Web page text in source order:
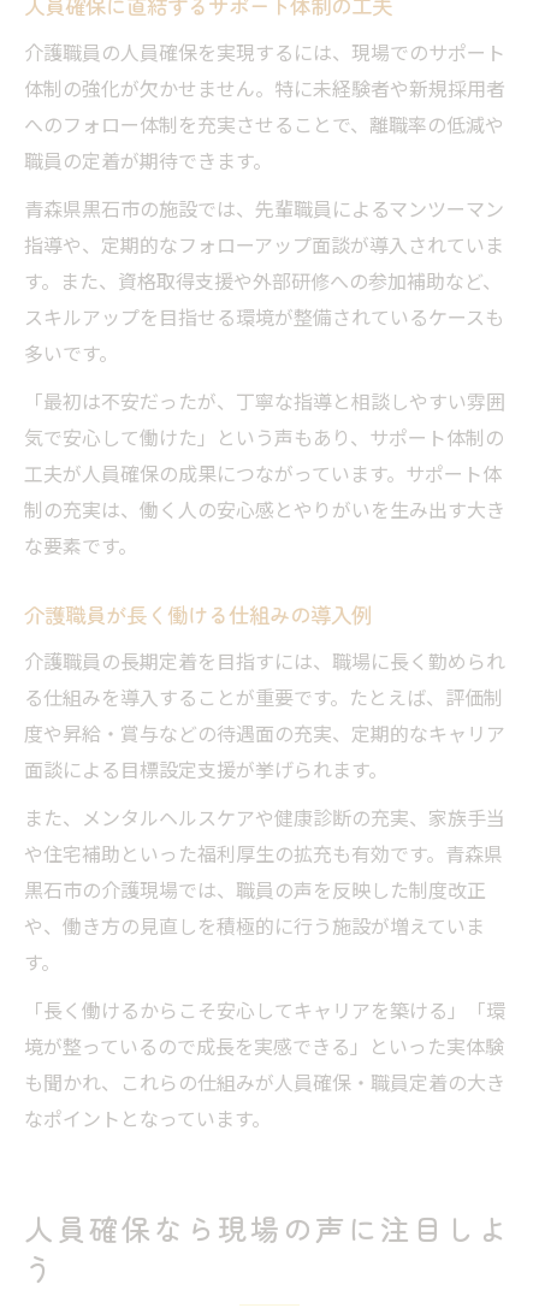
介護職員の人員確保を実現するには、現場でのサポート
体制の強化が欠かせません。特に未経験者や新規採用者
へのフォロー体制を充実させることで、離職率の低減や
職員の定着が期待できます。
青森県黒石市の施設では、先輩職員によるマンツーマン
指導や、定期的なフォローアップ面談が導入されていま
す。また、資格取得支援や外部研修への参加補助など、
スキルアップを目指せる環境が整備されているケースも
多いです。
「最初は不安だったが、丁寧な指導と相談しやすい雰囲
気で安心して働けた」という声もあり、サポート体制の
工夫が人員確保の成果につながっています。サポート体
制の充実は、働く人の安心感とやりがいを生み出す大き
な要素です。
介護職員が長く働ける仕組みの導入例
介護職員の長期定着を目指すには、職場に長く勤められ
る仕組みを導入することが重要です。たとえば、評価制
度や昇給・賞与などの待遇面の充実、定期的なキャリア
面談による目標設定支援が挙げられます。
また、メンタルヘルスケアや健康診断の充実、家族手当
や住宅補助といった福利厚生の拡充も有効です。青森県
黒石市の介護現場では、職員の声を反映した制度改正
や、働き方の見直しを積極的に行う施設が増えていま
す。
「長く働けるからこそ安心してキャリアを築ける」「環
境が整っているので成長を実感できる」といった実体験
も聞かれ、これらの仕組みが人員確保・職員定着の大き
なポイントとなっています。
人員確保なら現場の声に注目しよ
う